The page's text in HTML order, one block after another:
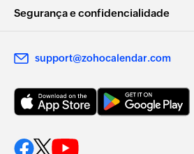
Segurança e confidencialidade
support@zohocalendar.com